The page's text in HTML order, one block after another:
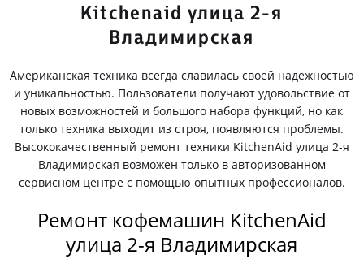
Kitchenaid улица 2-я
Владимирская
Американская техника всегда славилась своей надежностью
и уникальностью. Пользователи получают удовольствие от
новых возможностей и большого набора функций, но как
только техника выходит из строя, появляются проблемы.
Высококачественный ремонт техники KitchenAid улица 2-я
Владимирская возможен только в авторизованном
сервисном центре с помощью опытных профессионалов.
Ремонт кофемашин KitchenAid
улица 2-я Владимирская